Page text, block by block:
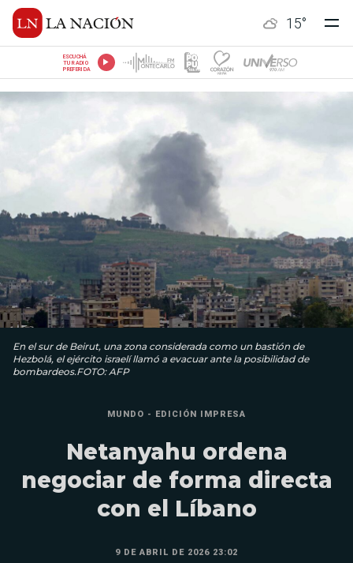
15°
ESCUCHÁ
TU RADIO
PREFERIDA
En el sur de Beirut, una zona considerada como un bastión de
Hezbolá, el ejército israelí llamó a evacuar ante la posibilidad de
bombardeos.FOTO: AFP
MUNDO - EDICIÓN IMPRESA
Netanyahu ordena
negociar de forma directa
con el Líbano
9 DE ABRIL DE 2026 23:02